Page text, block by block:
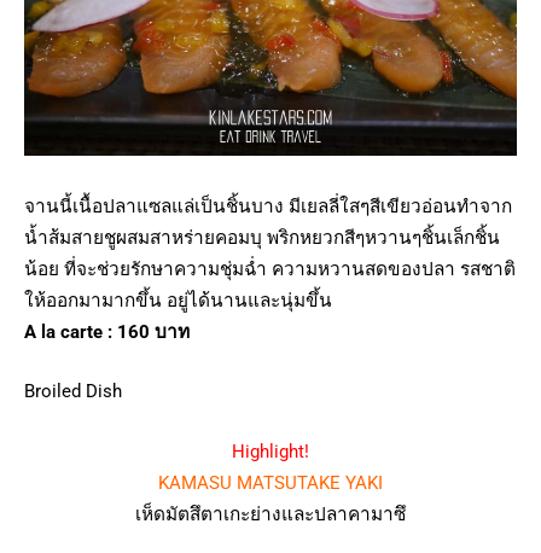
จานนี้เนื้อปลาแซลแล่เป็นชิ้นบาง มีเยลลี่ใสๆสีเขียวอ่อนทำจาก
น้ำส้มสายชูผสมสาหร่ายคอมบุ พริกหยวกสีๆหวานๆชิ้นเล็กชิ้น
น้อย ที่จะช่วยรักษาความชุ่มฉ่ำ ความหวานสดของปลา รสชาติ
ให้ออกมามากขึ้น อยู่ได้นานและนุ่มขึ้น
A la carte : 160 บาท
Broiled Dish
Highlight!
KAMASU MATSUTAKE YAKI
เห็ดมัตสึตาเกะย่างและปลาคามาซึ